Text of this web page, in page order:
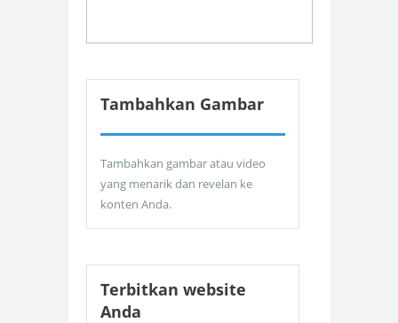
Tambahkan Gambar
Tambahkan gambar atau video
yang menarik dan revelan ke
konten Anda.
Terbitkan website
Anda